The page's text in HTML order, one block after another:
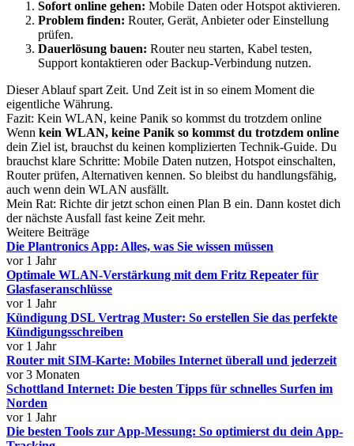
Sofort online gehen: Mobile Daten oder Hotspot aktivieren.
Problem finden: Router, Gerät, Anbieter oder Einstellung
prüfen.
Dauerlösung bauen: Router neu starten, Kabel testen,
Support kontaktieren oder Backup-Verbindung nutzen.
Dieser Ablauf spart Zeit. Und Zeit ist in so einem Moment die
eigentliche Währung.
Fazit: Kein WLAN, keine Panik so kommst du trotzdem online
Wenn kein WLAN, keine Panik so kommst du trotzdem online
dein Ziel ist, brauchst du keinen komplizierten Technik-Guide. Du
brauchst klare Schritte: Mobile Daten nutzen, Hotspot einschalten,
Router prüfen, Alternativen kennen. So bleibst du handlungsfähig,
auch wenn dein WLAN ausfällt.
Mein Rat: Richte dir jetzt schon einen Plan B ein. Dann kostet dich
der nächste Ausfall fast keine Zeit mehr.
Weitere Beiträge
Die Plantronics App: Alles, was Sie wissen müssen
vor 1 Jahr
Optimale WLAN-Verstärkung mit dem Fritz Repeater für
Glasfaseranschlüsse
vor 1 Jahr
Kündigung DSL Vertrag Muster: So erstellen Sie das perfekte
Kündigungsschreiben
vor 1 Jahr
Router mit SIM-Karte: Mobiles Internet überall und jederzeit
vor 3 Monaten
Schottland Internet: Die besten Tipps für schnelles Surfen im
Norden
vor 1 Jahr
Die besten Tools zur App-Messung: So optimierst du dein App-